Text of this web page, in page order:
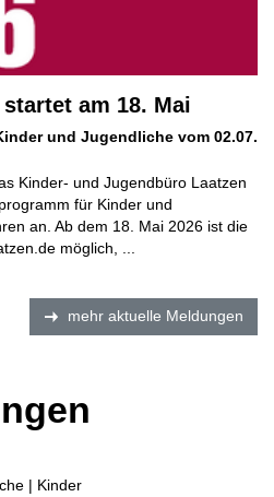
am 18. Mai
und Jugendliche vom 02.07.
Kinder- und Jugendbüro Laatzen
für Kinder und
an. Ab dem 18. Mai 2026 ist die
möglich, ...
mehr aktuelle Meldungen
| Kinder